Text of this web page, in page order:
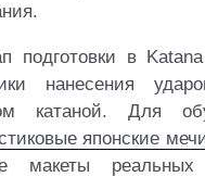
подготовки в
нанесения
катаной. Для
японские
макеты